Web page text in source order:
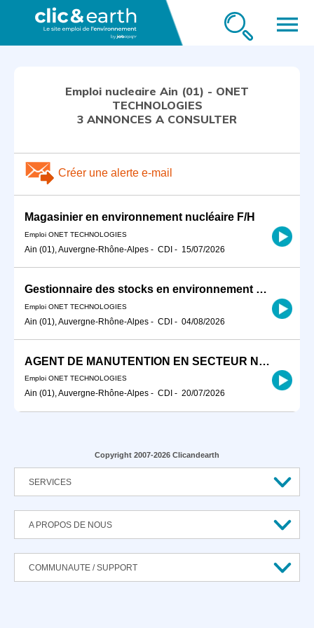
menu
Emploi nucleaire Ain (01) - ONET
TECHNOLOGIES
3 ANNONCES A CONSULTER
Créer une alerte e-mail
Magasinier en environnement nucléaire F/H
Emploi ONET TECHNOLOGIES
Ain (01), Auvergne-Rhône-Alpes - CDI - 15/07/2026
Gestionnaire des stocks en environnement nucléaire F/H
Emploi ONET TECHNOLOGIES
Ain (01), Auvergne-Rhône-Alpes - CDI - 04/08/2026
AGENT DE MANUTENTION EN SECTEUR NUCLEAIRE F/H
Emploi ONET TECHNOLOGIES
Ain (01), Auvergne-Rhône-Alpes - CDI - 20/07/2026
Copyright 2007-2026 Clicandearth
SERVICES
A PROPOS DE NOUS
COMMUNAUTE / SUPPORT